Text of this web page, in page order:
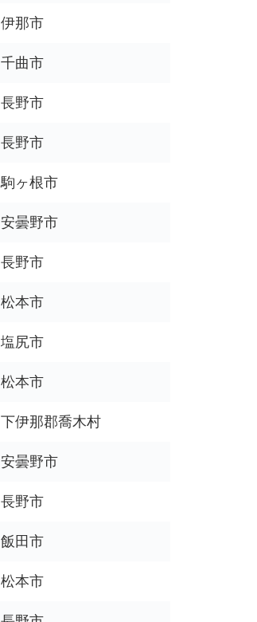
伊那市
千曲市
長野市
長野市
駒ヶ根市
安曇野市
長野市
松本市
塩尻市
松本市
下伊那郡喬木村
安曇野市
長野市
飯田市
松本市